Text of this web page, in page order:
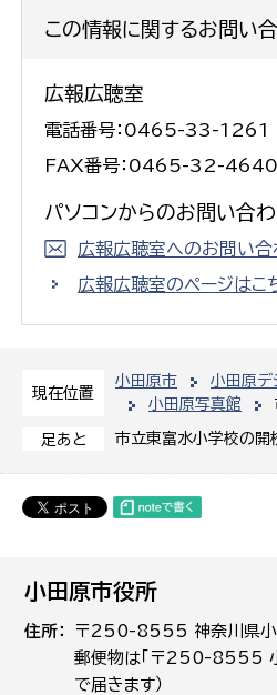
現在位置
小田原市
小田原デ
小田原写真館
足あと 市立東富水小学校の開
この情報に関するお問い
広報広聴室
電話番号：0465-33-1261
FAX番号：0465-32-4640
パソコンからのお問い合
広報広聴室へのお問い合
広報広聴室のページはこ
小田原市役所
住所
〒250-8555 神奈川県小
郵便物は「〒250-8555
で届きます）